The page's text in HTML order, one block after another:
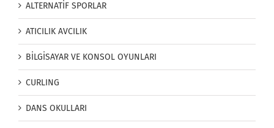
ALTERNATİF SPORLAR
ATICILIK AVCILIK
BİLGİSAYAR VE KONSOL OYUNLARI
CURLING
DANS OKULLARI